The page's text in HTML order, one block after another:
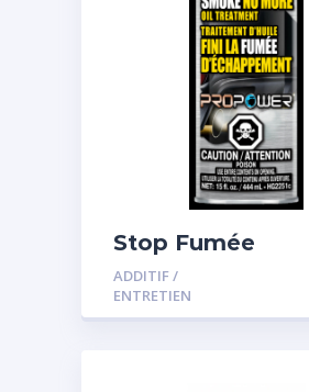
Stop Fumée
ADDITIF /
ENTRETIEN